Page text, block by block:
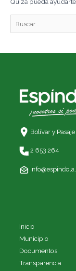
Bolívar y
2 653 264
Inicio
Municipio
Documentos
Transparencia